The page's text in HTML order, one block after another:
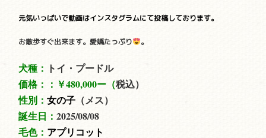
元気いっぱいで動画はインスタグラムにて投稿しております。
お散歩すぐ出来ます。愛嬌たっぷり 。
犬種： トイ・プードル
価格：： ￥480,000ー（税込）
性別：女の子 （メス）
誕生日：2025/08/08
毛色： アプリコット